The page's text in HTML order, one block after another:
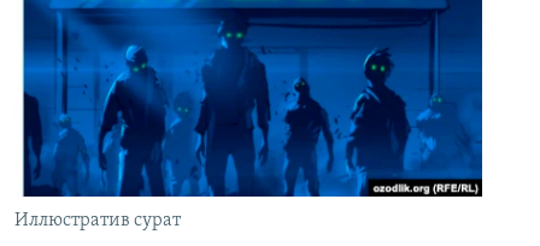
Иллюстратив сурат